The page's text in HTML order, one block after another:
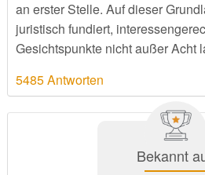
an erster Stelle. Auf dieser
juristisch fundiert,
Gesichtspunkte nicht außer Acht
5485 Antworten
Bekannt